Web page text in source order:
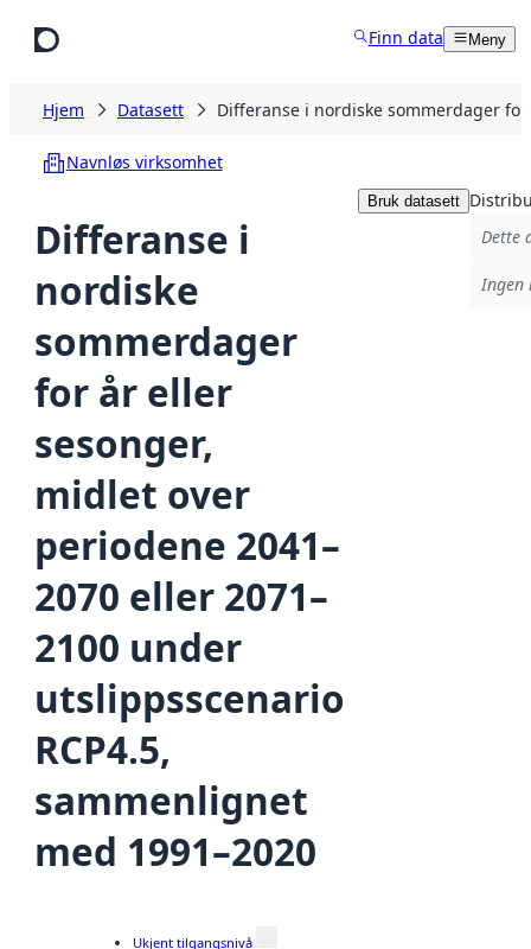
Finn data Meny
Hjem Datasett Differanse i nordiske sommerdager
Navnløs virksomhet
Differanse i
nordiske
sommerdager
for år eller
sesonger,
midlet over
periodene 2041–
2070 eller 2071–
2100 under
utslippsscenario
RCP4.5,
sammenlignet
med 1991–2020
Bruk datasett
Dette
Ingen
Ukjent tilgangsnivå